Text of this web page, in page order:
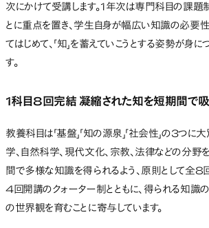
次にかけて受講します。1年次は専門科目の課題制
とに重点を置き、学生自身が幅広い知識の必要
てはじめて、「知」を蓄えていこうとする姿勢が身
す。
1科目8回完結 凝縮された知を短期間で
教養科目は「基盤」「知の源泉」「社会性」の3つに
学、自然科学、現代文化、宗教、法律などの分野
間で多様な知識を得られるよう、原則として全8
4回開講のクォーター制とともに、得られる知識
の世界観を育むことに寄与しています。